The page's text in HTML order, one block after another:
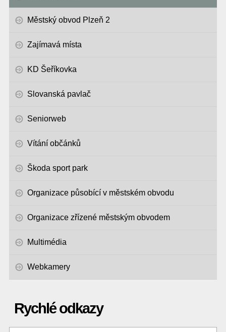
Městský obvod Plzeň 2
Zajímavá místa
KD Šeříkovka
Slovanská pavlač
Seniorweb
Vítání občánků
Škoda sport park
Organizace působící v městském obvodu
Organizace zřízené městským obvodem
Multimédia
Webkamery
Rychlé odkazy